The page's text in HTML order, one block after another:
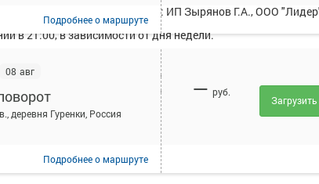
Подробнеео маршруте
08 авг
деревня Гуренки, Россия
Подробнеео маршруте
— руб.
следующие перевозчики: ИП Зырянов Г.А., ООО
в 21:00, в зависимости от дня недели.
при предъявлении оригиналов документов,
- свидетельство о рождении). Информация о
в вашем бланке или на сайте в разделе "Помощь".